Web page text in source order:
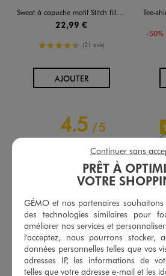
Sweat à capuche motif Stitch fille - Disney
22,99 €
4.5/5 de moyenne
(21 avis)
AJOUTERAU PANIER
Tee-shirt
-
4.5/5
avis soumis à un
Voir tous les avis sur ce site
5étoiles
9
4étoiles
3
étoiles
2étoiles 0
PRÊT À
VOTRE
GÉMO et nos partenaires
des technologies similaires pour
améliorer nos services et
l'acceptez, nous pourrons stocker,
données personnelles telles que vos
adresses IP, les informations de
telles que votre adresse e-mail et les
Continuer sans